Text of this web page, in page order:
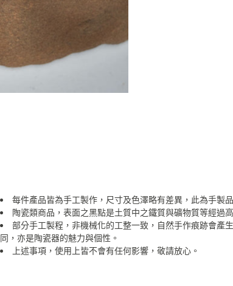
每件產品皆為手工製作，尺寸及色澤略有差異，此為手製
陶瓷類商品，表面之黑點是土質中之鐵質與礦物質等經過
部分手工製程，非機械化的工整一致，自然手作痕跡會產
同，亦是陶瓷器的魅力與個性。
上述事項，使用上皆不會有任何影響，敬請放心。